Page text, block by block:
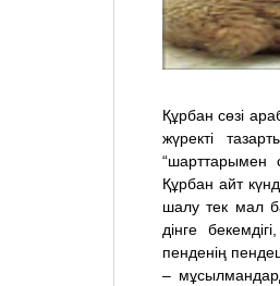
Құрбан сөзі
жүректі
“шарттарымен
Құрбан айт
шалу тек мал
дінге
пенденің
–